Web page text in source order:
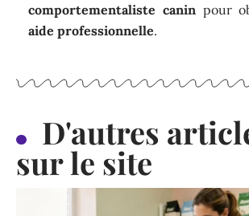
comportementaliste caninpour
aide professionnelle.
D'autres
sur le site